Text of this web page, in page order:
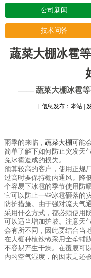
公司新闻
技术问答
蔬菜大棚冰雹
—— 蔬菜大棚冰雹等
[ 信息发布：本站 |
雨季的来临， 蔬菜大棚可能
简单了解下如何防止突发天
免冰雹造成的损失。
预算较高的客户，使用正规
过高时要保持棚内通风。降
个容易下冰雹的季节使用防
它可以防止一些冰雹砸落的
防护措施。由于强对流天气
采用什么方式，都必须使用
可以适当增加护坡。注意天
会有所不同，因此要结合当
在大棚种植辣椒采用全垄铺
不容易产生干燥。在覆膜可
内的空气湿度，的因素是还